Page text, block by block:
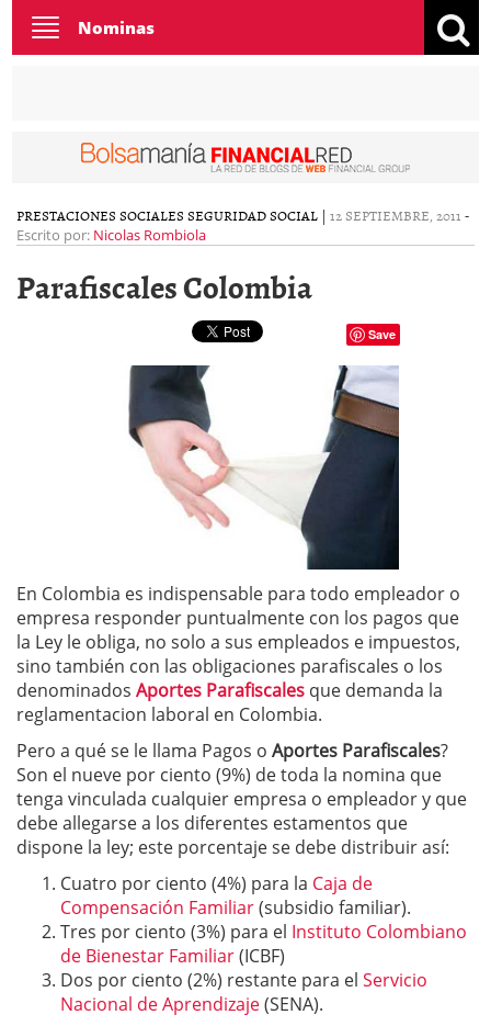
Toggle
navigation
Nominas
PRESTACIONES SOCIALES SEGURIDAD SOCIAL | 12 SEPTIEMBRE, 2011 -
Escrito por: Nicolas Rombiola
Parafiscales Colombia
Save
En Colombia es indispensable para todo empleador o
empresa responder puntualmente con los pagos que
la Ley le obliga, no solo a sus empleados e impuestos,
sino también con las obligaciones parafiscales o los
denominados Aportes Parafiscales que demanda la
reglamentacion laboral en Colombia.
Pero a qué se le llama Pagos o Aportes Parafiscales?
Son el nueve por ciento (9%) de toda la nomina que
tenga vinculada cualquier empresa o empleador y que
debe allegarse a los diferentes estamentos que
dispone la ley; este porcentaje se debe distribuir así:
Cuatro por ciento (4%) para la Caja de
Compensación Familiar(subsidio familiar).
Tres por ciento (3%) para el Instituto Colombiano
de Bienestar Familiar(ICBF)
Dos por ciento (2%) restante para el Servicio
Nacional de Aprendizaje(SENA).